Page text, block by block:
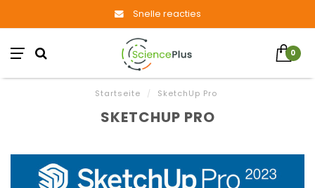
Snelle reacties
0
Startseite / SketchUp Pro
SKETCHUP PRO